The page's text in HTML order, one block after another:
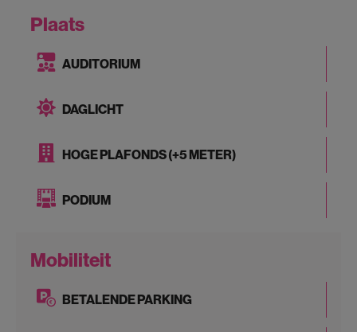
Plaats
AUDITORIUM
DAGLICHT
HOGE PLAFONDS (+5 METER)
PODIUM
Mobiliteit
BETALENDE PARKING